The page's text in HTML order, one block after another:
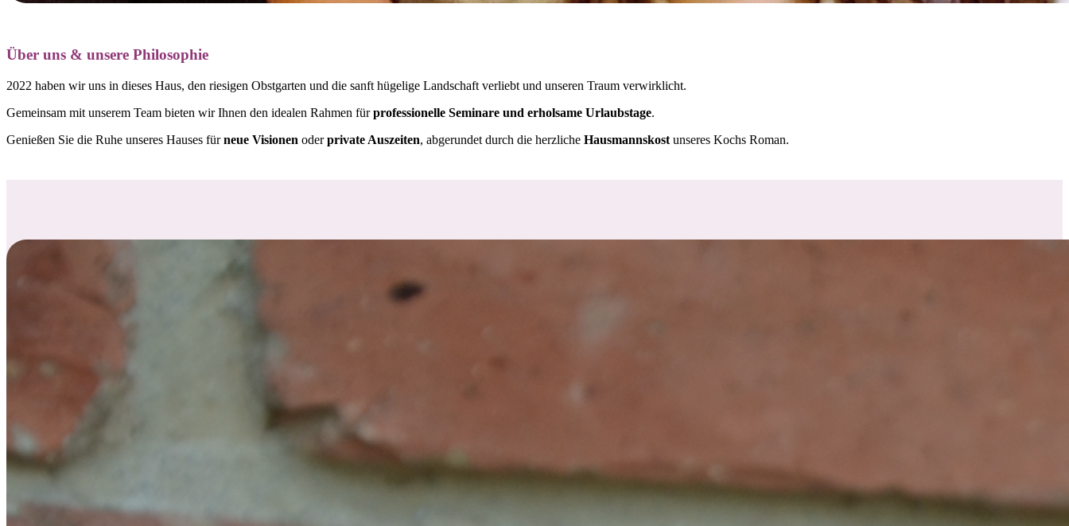
Über uns & unsere Philosophie
2022 haben wir uns in dieses Haus, den riesigen Obstgarten und die sanft hügelige Landschaft verliebt und unseren Traum verwirklicht.
Gemeinsam mit unserem Team bieten wir Ihnen den idealen Rahmen fürprofessionelle Seminare und erholsame Urlaubstage.
Genießen Sie die Ruhe unseres Hauses fürneue Visionen oderprivate Auszeiten, abgerundet durch die herzliche Hausmannskost unseres Kochs Roman.